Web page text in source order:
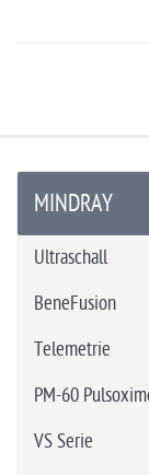
MINDRAY
Ultraschall
BeneFusion
Telemetrie
PM-60
VS Serie